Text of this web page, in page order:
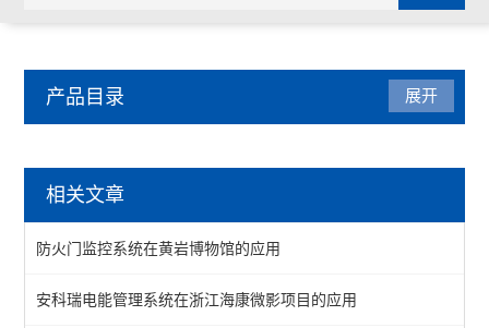
产品目录
DDS/DTS/ADL系列电能计量表
导轨式安装电能表
三相预付费电能表
展开
相关文章
防火门监控系统在黄岩博物馆的应用
安科瑞电能管理系统在浙江海康微影项目的应用